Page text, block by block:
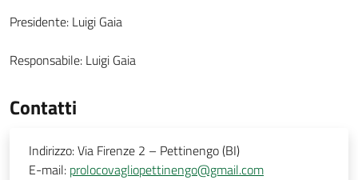
Presidente: Luigi Gaia
Responsabile: Luigi Gaia
Contatti
Indirizzo:Via Firenze 2 – Pettinengo (BI)
E-mail: prolocovagliopettinengo@gmail.com